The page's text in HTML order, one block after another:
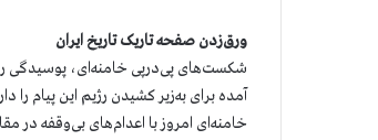
ورق‌زدن صفحه تاریک تاریخ ایران
شکست‌های پی‌درپی خامنه‌ای،
‌آمده برای به‌زیر کشیدن رژیم این پیام
خامنه‌ای امروز با اعدام‌های بی‌وقفه در